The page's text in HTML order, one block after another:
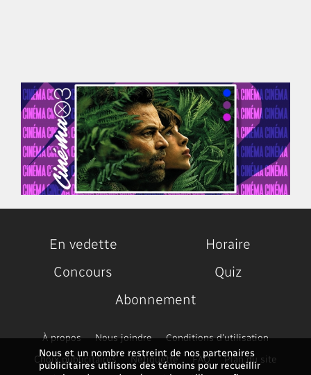
Nous et un nombre restreint de nos partenaires
publicitaires utilisons des témoins pour recueillir
En vedette
Horaire
Concours
Quiz
Abonnement
À propos Nous joindre
Conditions d'utilisation
Choix publicitaires
Nétiquette FAQ Plan du site